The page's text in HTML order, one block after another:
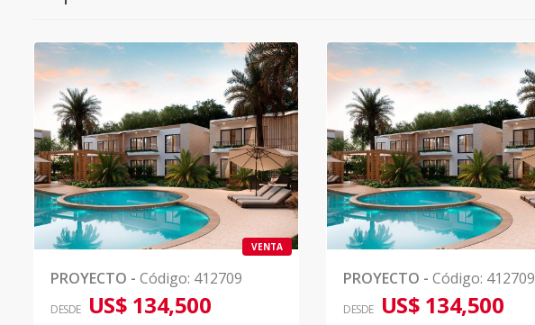
VENTA
PROYECTO - Código: 412709
DESDE
US$ 134,500
PROYECTO - Código: 412709
DESDE
US$ 134,500